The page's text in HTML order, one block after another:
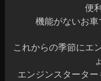
便
機能がないお車
これからの季節にエ
エンジンスタータ